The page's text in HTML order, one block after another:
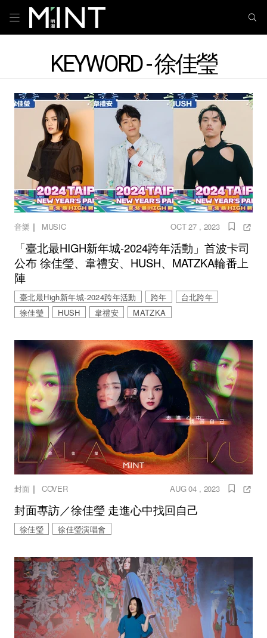
KEYWORD - 徐佳瑩
音樂 ｜ MUSIC OCT 27 , 2023
「臺北最HIGH新年城-2024跨年活動」首波卡司
公布 徐佳瑩、韋禮安、HUSH、MATZKA輪番上
陣
臺北最High新年城-2024跨年活動 跨年
台北跨年
徐佳瑩
HUSH 韋禮安 MATZKA
封面｜ COVER AUG 04 , 2023
封面專訪／徐佳瑩 走進心中找回自己
徐佳瑩 徐佳瑩演唱會